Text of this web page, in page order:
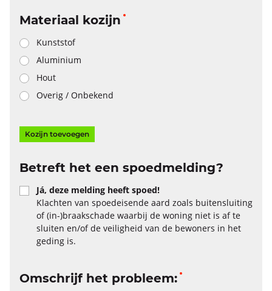
Materiaal kozijn
Kunststof
Aluminium
Hout
Overig / Onbekend
Kozijn toevoegen
Betreft het een spoedmelding?
Já, deze melding heeft spoed!
Klachten van spoedeisende aard zoals buitensluiting
of (in-)braakschade waarbij de woning niet is af te
sluiten en/of de veiligheid van de bewoners in het
geding is.
Omschrijf het probleem: